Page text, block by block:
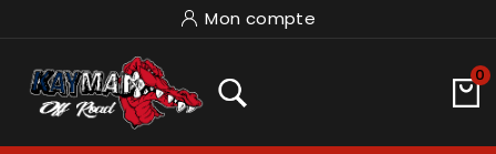
Mon compte
0